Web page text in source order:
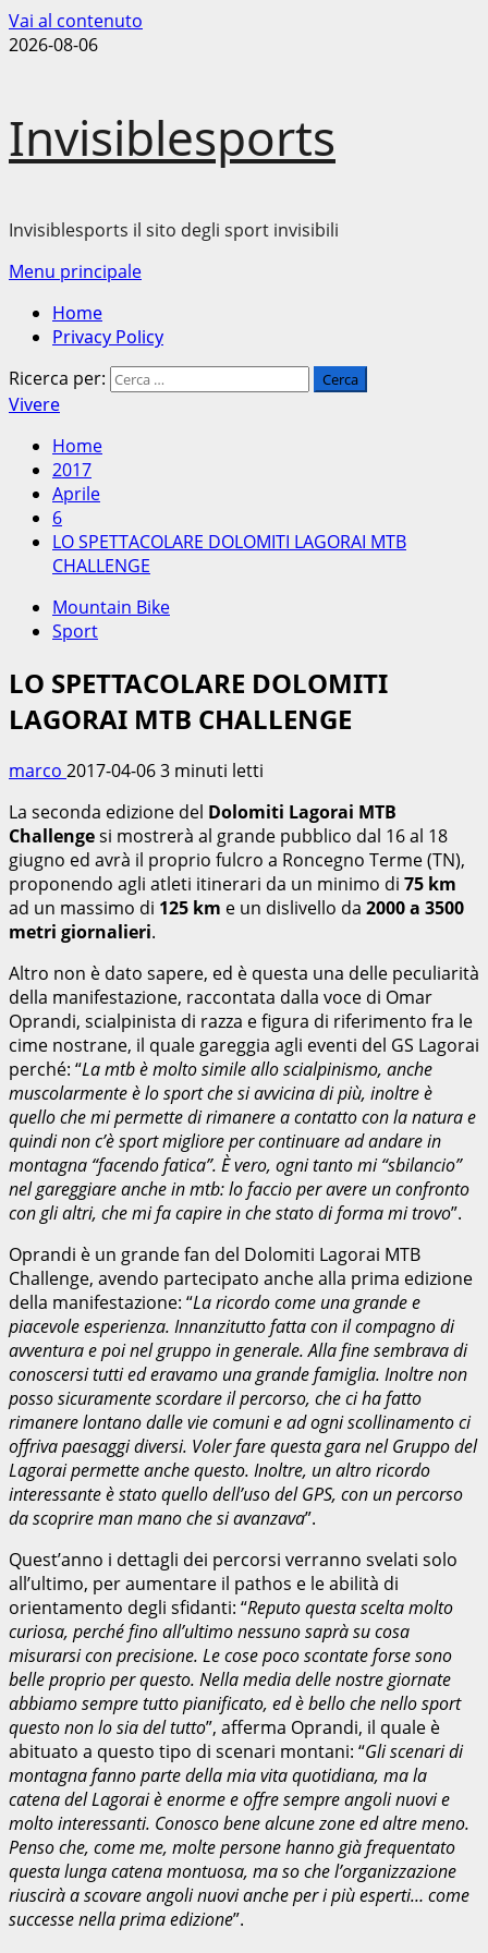
Vai al contenuto
2026-08-06
Invisiblesports
Invisiblesports il sito degli sport invisibili
Menu principale
Home
Privacy Policy
Ricerca per:
Vivere
Home
2017
Aprile
6
LO SPETTACOLARE DOLOMITI LAGORAI MTB
CHALLENGE
Mountain Bike
Sport
LO SPETTACOLARE DOLOMITI
LAGORAI MTB CHALLENGE
marco 2017-04-063 minuti letti
La seconda edizione del Dolomiti Lagorai MTB
Challengesi mostrerà al grande pubblico dal 16 al 18
giugno ed avrà il proprio fulcro a Roncegno Terme (TN),
proponendo agli atleti itinerari da un minimo di 75 km
ad un massimo di 125 km e un dislivello da 2000 a 3500
metri giornalieri.
Altro non è dato sapere, ed è questa una delle peculiarità
della manifestazione, raccontata dalla voce di Omar
Oprandi, scialpinista di razza e figura di riferimento fra le
cime nostrane, il quale gareggia agli eventi del GS Lagorai
perché: “La mtb è molto simile allo scialpinismo, anche
muscolarmente è lo sport che si avvicina di più, inoltre è
quello che mi permette di rimanere a contatto con la natura e
quindi non c’è sport migliore per continuare ad andare in
montagna “facendo fatica”. È vero, ogni tanto mi “sbilancio”
nel gareggiare anche in mtb: lo faccio per avere un confronto
con gli altri, che mi fa capire in che stato di forma mi trovo”.
Oprandi è un grande fan del Dolomiti Lagorai MTB
Challenge, avendo partecipato anche alla prima edizione
della manifestazione: “La ricordo come una grande e
piacevole esperienza. Innanzitutto fatta con il compagno di
avventura e poi nel gruppo in generale. Alla fine sembrava di
conoscersi tutti ed eravamo una grande famiglia. Inoltre non
posso sicuramente scordare il percorso, che ci ha fatto
rimanere lontano dalle vie comuni e ad ogni scollinamento ci
offriva paesaggi diversi. Voler fare questa gara nel Gruppo del
Lagorai permette anche questo. Inoltre, un altro ricordo
interessante è stato quello dell’uso del GPS, con un percorso
da scoprire man mano che si avanzava”.
Quest’anno i dettagli dei percorsi verranno svelati solo
all’ultimo, per aumentare il pathos e le abilità di
orientamento degli sfidanti: “Reputo questa scelta molto
curiosa, perché fino all’ultimo nessuno saprà su cosa
misurarsi con precisione. Le cose poco scontate forse sono
belle proprio per questo. Nella media delle nostre giornate
abbiamo sempre tutto pianificato, ed è bello che nello sport
questo non lo sia del tutto”, afferma Oprandi, il quale è
abituato a questo tipo di scenari montani: “Gli scenari di
montagna fanno parte della mia vita quotidiana, ma la
catena del Lagorai è enorme e offre sempre angoli nuovi e
molto interessanti. Conosco bene alcune zone ed altre meno.
Penso che, come me, molte persone hanno già frequentato
questa lunga catena montuosa, ma so che l’organizzazione
riuscirà a scovare angoli nuovi anche per i più esperti… come
successe nella prima edizione”.